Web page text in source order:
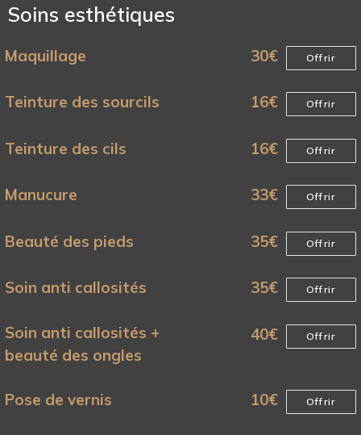
Soins esthétiques
Maquillage 30€ Offrir
Teinture des sourcils 16€ Offrir
Teinture des cils 16€ Offrir
Manucure 33€ Offrir
Beauté des pieds 35€ Offrir
Soin anti callosités 35€ Offrir
Soin anti callosités +
beauté des ongles
40€ Offrir
Pose de vernis 10€ Offrir